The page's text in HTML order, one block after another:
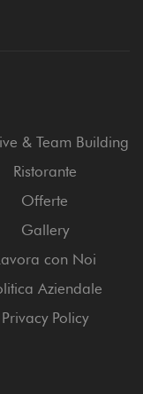
& Team Building
Ristorante
Offerte
Gallery
con Noi
Aziendale
Privacy Policy